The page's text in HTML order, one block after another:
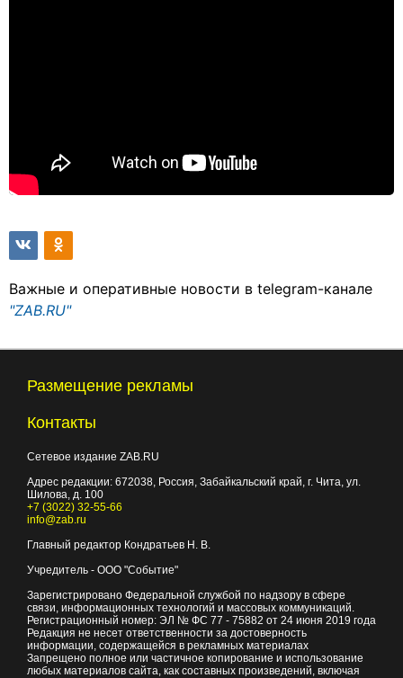
Важные и оперативные новости в telegram-канале
"ZAB.RU"
Размещение рекламы
Контакты
Сетевое издание ZAB.RU
Адрес редакции: 672038, Россия, Забайкальский край, г. Чита, ул.
Шилова, д. 100
+7 (3022) 32-55-66
info@zab.ru
Главный редактор Кондратьев Н. В.
Учредитель - ООО "Событие"
Зарегистрировано Федеральной службой по надзору в сфере
связи, информационных технологий и массовых коммуникаций.
Регистрационный номер: ЭЛ № ФС 77 - 75882 от 24 июня 2019 года
Редакция не несет ответственности за достоверность
информации, содержащейся в рекламных материалах
Запрещено полное или частичное копирование и использование
любых материалов сайта, как составных произведений, включая